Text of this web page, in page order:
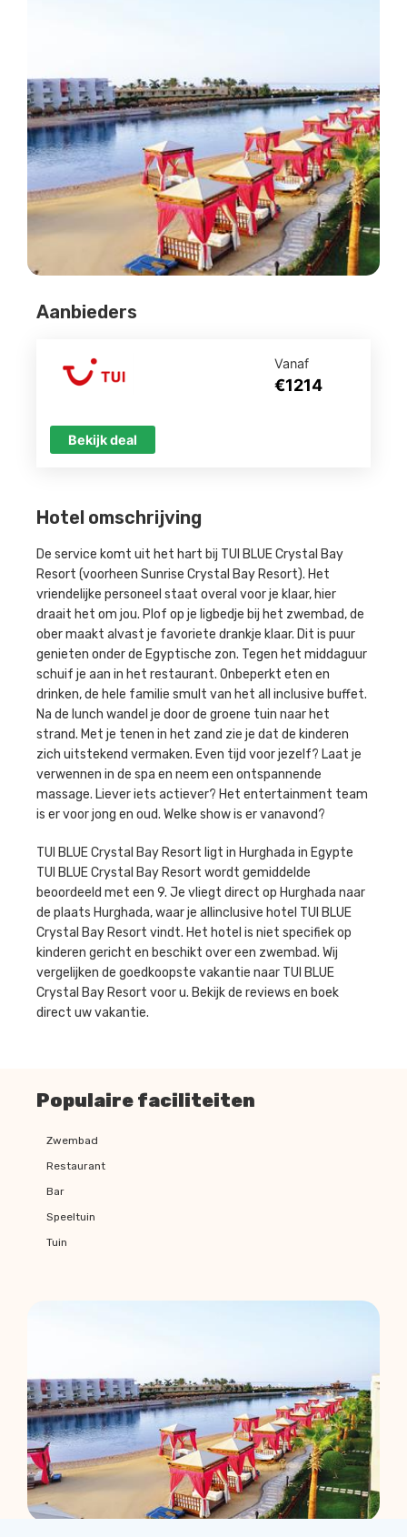
Hotel omschrijving
De service komt uit het hart bij TUI BLUE Crystal Bay
Resort (voorheen Sunrise Crystal Bay Resort). Het
vriendelijke personeel staat overal voor je klaar, hier
draait het om jou. Plof op je ligbedje bij het zwembad, de
ober maakt alvast je favoriete drankje klaar. Dit is puur
genieten onder de Egyptische zon. Tegen het middaguur
schuif je aan in het restaurant. Onbeperkt eten en
drinken, de hele familie smult van het all inclusive buffet.
Na de lunch wandel je door de groene tuin naar het
strand. Met je tenen in het zand zie je dat de kinderen
zich uitstekend vermaken. Even tijd voor jezelf? Laat je
verwennen in de spa en neem een ontspannende
massage. Liever iets actiever? Het entertainment team
is er voor jong en oud. Welke show is er vanavond?
TUI BLUE Crystal Bay Resort ligt in Hurghada in Egypte
TUI BLUE Crystal Bay Resort wordt gemiddelde
beoordeeld met een 9. Je vliegt direct op Hurghada naar
de plaats Hurghada, waar je allinclusive hotel TUI BLUE
Crystal Bay Resort vindt. Het hotel is niet specifiek op
kinderen gericht en beschikt over een zwembad. Wij
vergelijken de goedkoopste vakantie naar TUI BLUE
Crystal Bay Resort voor u. Bekijk de reviews en boek
direct uw vakantie.
Aanbieders
Vanaf
€1214
Bekijk deal
Populaire faciliteiten
Zwembad
Restaurant
Bar
Speeltuin
Tuin